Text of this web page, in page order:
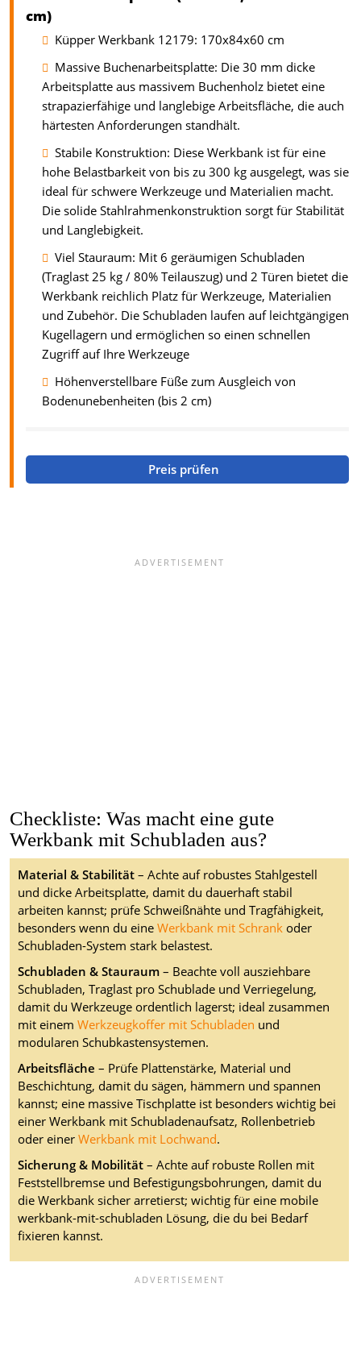
cm)
Küpper Werkbank 12179: 170x84x60 cm
Massive Buchenarbeitsplatte: Die 30 mm dicke
Arbeitsplatte aus massivem Buchenholz bietet eine
strapazierfähige und langlebige Arbeitsfläche, die auch
härtesten Anforderungen standhält.
Stabile Konstruktion: Diese Werkbank ist für eine
hohe Belastbarkeit von bis zu 300 kg ausgelegt, was sie
ideal für schwere Werkzeuge und Materialien macht.
Die solide Stahlrahmenkonstruktion sorgt für Stabilität
und Langlebigkeit.
Viel Stauraum: Mit 6 geräumigen Schubladen
(Traglast 25 kg / 80% Teilauszug) und 2 Türen bietet die
Werkbank reichlich Platz für Werkzeuge, Materialien
und Zubehör. Die Schubladen laufen auf leichtgängigen
Kugellagern und ermöglichen so einen schnellen
Zugriff auf Ihre Werkzeuge
Höhenverstellbare Füße zum Ausgleich von
Bodenunebenheiten (bis 2 cm)
Preis prüfen
Checkliste: Was macht eine gute
Werkbank mit Schubladen aus?
Material & Stabilität– Achte auf robustes Stahlgestell
und dicke Arbeitsplatte, damit du dauerhaft stabil
arbeiten kannst; prüfe Schweißnähte und Tragfähigkeit,
besonders wenn du eineWerkbank mit Schrankoder
Schubladen-System stark belastest.
Schubladen & Stauraum– Beachte voll ausziehbare
Schubladen, Traglast pro Schublade und Verriegelung,
damit du Werkzeuge ordentlich lagerst; ideal zusammen
mit einem Werkzeugkoffer mit Schubladen und
modularen Schubkastensystemen.
Arbeitsfläche – Prüfe Plattenstärke, Material und
Beschichtung, damit du sägen, hämmern und spannen
kannst; eine massive Tischplatte ist besonders wichtig bei
einer Werkbank mit Schubladenaufsatz, Rollenbetrieb
oder einerWerkbank mit Lochwand.
Sicherung & Mobilität– Achte auf robuste Rollen mit
Feststellbremse und Befestigungsbohrungen, damit du
die Werkbank sicher arretierst; wichtig für eine mobile
werkbank-mit-schubladen Lösung, die du bei Bedarf
fixieren kannst.